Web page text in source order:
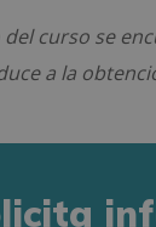
curso se
a la